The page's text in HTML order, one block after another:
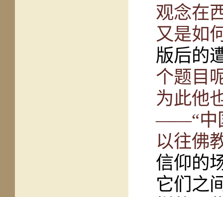
观念在
又是如
版后的
个题目
为此他
——“中
以往佛
信仰的
它们之